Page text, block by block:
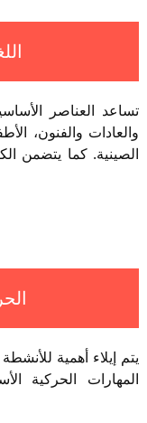
تساعد العناصر
والعادات والفنون،
الصينية. كما يتضمن
يتم إيلاء أهمية
المهارات الحركية